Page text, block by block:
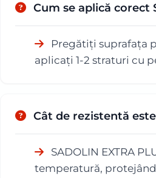
Cum se aplică corect
Pregătiți suprafața
aplicați 1-2 straturi cu
Cât de rezistentă este
SADOLIN EXTRA
temperatură,